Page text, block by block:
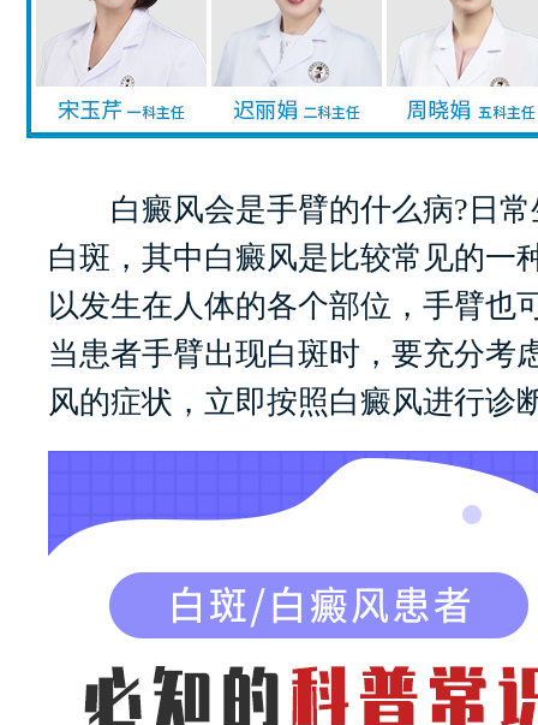
白癜风会是手臂的什么病?日常
白斑，其中白癜风是比较常见的一
以发生在人体的各个部位，手臂也
当患者手臂出现白斑时，要充分考
风的症状，立即按照白癜风进行诊